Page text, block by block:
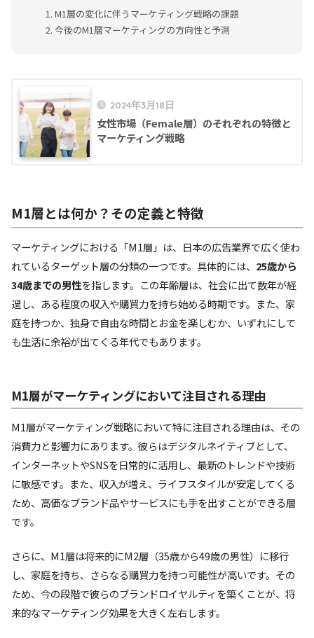
M1層の変化に伴うマーケティング戦略の課題
今後のM1層マーケティングの方向性と予測
2024年3月18日
女性市場（Female層）のそれぞれの特徴と
マーケティング戦略
M1層とは何か？その定義と特徴
マーケティングにおける「M1層」は、日本の広告業界で広く使わ
れているターゲット層の分類の一つです。具体的には、 25歳から
34歳までの男性を指します。この年齢層は、社会に出て数年が経
過し、ある程度の収入や購買力を持ち始める時期です。また、家
庭を持つか、独身で自由な時間とお金を楽しむか、いずれにして
も生活に余裕が出てくる年代でもあります。
M1層がマーケティングにおいて注目される理由
M1層がマーケティング戦略において特に注目される理由は、その
消費力と影響力にあります。彼らはデジタルネイティブとして、
インターネットやSNSを日常的に活用し、最新のトレンドや技術
に敏感です。また、収入が増え、ライフスタイルが安定してくる
ため、高価なブランド品やサービスにも手を出すことができる層
です。
さらに、M1層は将来的にM2層（35歳から49歳の男性）に移行
し、家庭を持ち、さらなる購買力を持つ可能性が高いです。その
ため、今の段階で彼らのブランドロイヤルティを築くことが、将
来的なマーケティング効果を大きく左右します。